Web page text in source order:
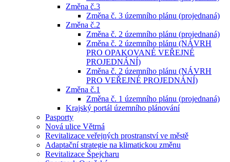
Změna č.3
Změna č. 3 územního plánu (projednaná)
Změna č.2
Změna č. 2 územního plánu (projednaná)
Změna č. 2 územního plánu (NÁVRH
PRO OPAKOVANÉ VEŘEJNÉ
PROJEDNÁNÍ)
Změna č. 2 územního plánu (NÁVRH
PRO VEŘEJNÉ PROJEDNÁNÍ)
Změna č.1
Změna č. 1 územního plánu (projednaná)
Krajský portál územního plánování
Pasporty
Nová ulice Větrná
Revitalizace veřejných prostranství ve městě
Adaptační strategie na klimatickou změnu
Revitalizace Špejcharu